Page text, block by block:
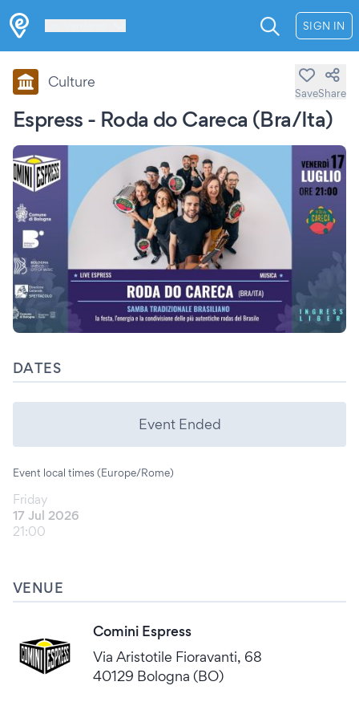
SIGN IN
Espress - Roda do Careca (Bra/Ita)
Culture
SaveShare
DATES
Event Ended
Event local times (Europe/Rome)
Friday
17 Jul 2026
21:00
VENUE
Comini Espress
Via Aristotile Fioravanti, 68
40129 Bologna (BO)